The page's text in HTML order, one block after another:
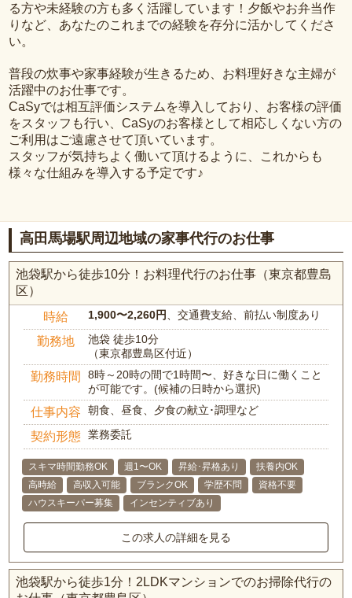
る方や未経験の方も多く活躍しています！夕飯やお弁当作
りなど、あなたのこれまでの経験を存分に活かしてくださ
い。
普段の炊事や家事経験が生きるため、お料理好きな主婦が
活躍中のお仕事です。
CaSyでは相互評価システムを導入しており、お客様の評価
をスタッフも行い、CaSyのお客様として相応しくない方の
ご利用はご遠慮させて頂いています。
スタッフが気持ちよく働いて頂けるように、これからも
様々な仕組みを導入する予定です♪
高田馬場駅周辺地域の家事代行のお仕事
池袋駅から徒歩10分！お料理代行のお仕事（東京都豊島
区）
時給 1,900〜2,260円、交通費支給、前払い制度あり
勤務地
池袋 徒歩10分
（東京都豊島区付近）
勤務時間
8時～20時の間で1時間〜、好きな日に働くこと
が可能です。(候補の日時から選択)
仕事内容 朝食、昼食、夕食の献立･調理など
契約形態 業務委託
スキマ時間勤務OK 週1〜OK 昇給･昇格あり
扶養内OK
高時給
高収入可能 ブランクOK 学歴不問
資格不要
ハウスキーパー募集
インセンティブあり
この求人の詳細を見る
池袋駅から徒歩1分！2LDKマンションでのお掃除代行の